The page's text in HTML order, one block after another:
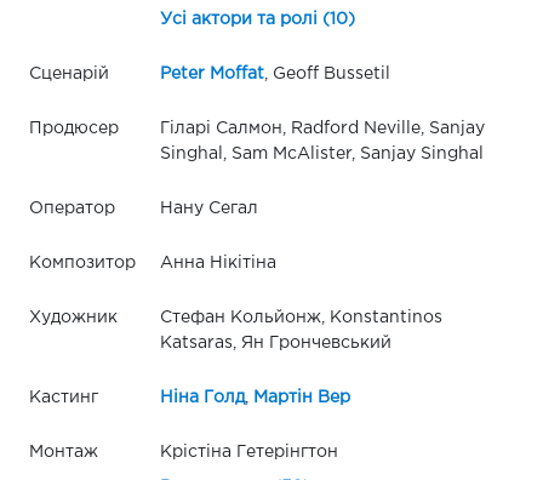
Усі актори та ролі (10)
Сценарій Peter Moffat, Geoff Bussetil
Продюсер
Гіларі Салмон, Radford Neville, Sanjay
Singhal, Sam McAlister, Sanjay Singhal
Оператор Нану Сегал
Композитор Анна Нікітіна
Художник
Стефан Кольйонж, Konstantinos
Katsaras, Ян Грончевський
Кастинг Ніна Голд, Мартін Вер
Монтаж Крістіна Гетерінгтон